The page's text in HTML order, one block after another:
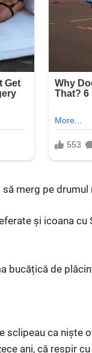
merg pe drumul
și icoana cu
bucățică de
sclipeau ca niște
ani, că respir cu